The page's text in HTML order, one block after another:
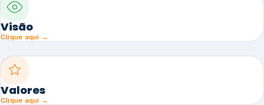
Visão
Clique aqui →
Valores
Clique aqui →